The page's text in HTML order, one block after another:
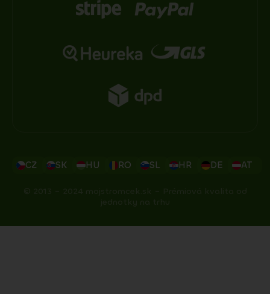
CZ SK HU RO SL HR DE AT